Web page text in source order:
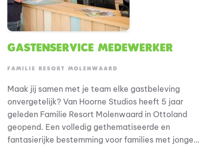
Gastenservice medewerker
FAMILIE RESORT MOLENWAARD
Maak jij samen met je team elke gastbeleving
onvergetelijk? Van Hoorne Studios heeft 5 jaar
geleden Familie Resort Molenwaard in Ottoland
geopend. Een volledig gethematiseerde en
fantasierijke bestemming voor families met jonge